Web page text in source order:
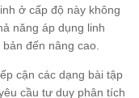
ở cấp độ này không
năng áp dụng linh
đến nâng cao.
cận các dạng bài tập
cầu tư duy phân tích